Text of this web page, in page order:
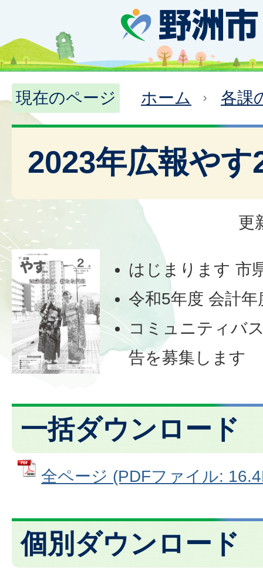
現在のページ ホーム 各課
2023年広報やす
更
はじまります 市
令和5年度 会計
コミュニティバ
告を募集します
一括ダウンロード
全ページ (PDFファイル:
個別ダウンロード